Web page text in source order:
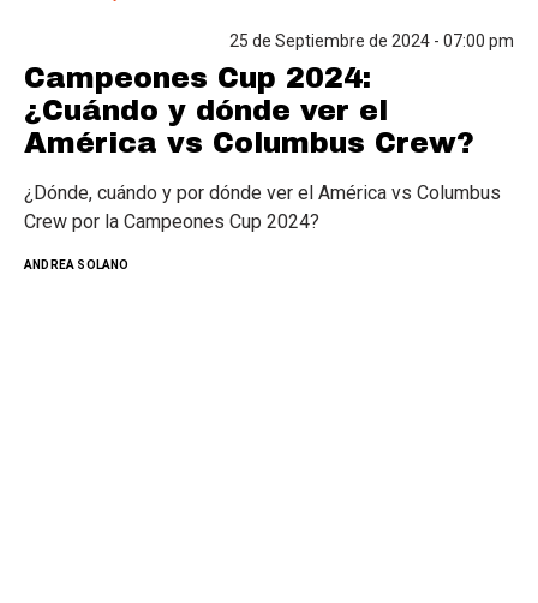
25 de Septiembre de 2024 - 07:00 pm
Campeones Cup 2024:
¿Cuándo y dónde ver el
América vs Columbus Crew?
¿Dónde, cuándo y por dónde ver el América vs Columbus
Crew por la Campeones Cup 2024?
ANDREA SOLANO